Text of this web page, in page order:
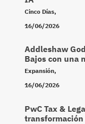
Cinco Días,
16/06/2026
Addleshaw
Bajos con una
Expansión,
16/06/2026
PwC Tax &